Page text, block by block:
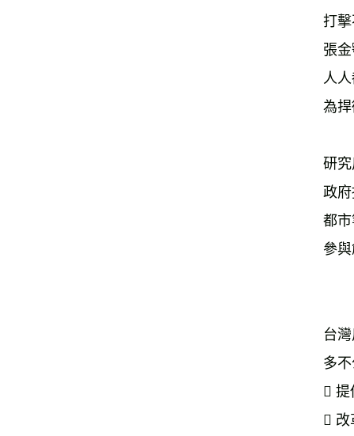
打
張
人
為
研
政
都
參
台
多
 提
 改